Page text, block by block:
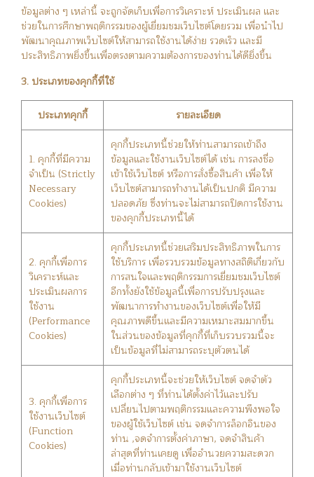
ข้อมูลต่าง ๆ เหล่านี้ จะถูกจัดเก็บเพื่อการวิเคราะห์ ประเมินผล และ
ช่วยในการศึกษาพฤติกรรมของผู้เยี่ยมชมเว็บไซต์โดยรวม เพื่อนำไป
พัฒนาคุณภาพเว็บไซต์ให้สามารถใช้งานได้ง่าย รวดเร็ว และมี
ประสิทธิภาพยิ่งขึ้นเพื่อตรงตามความต้องการของท่านได้ดียิ่งขึ้น
3. ประเภทของคุกกี้ที่ใช้
ประเภทคุกกี้ รายละเอียด
1. คุกกี้ที่มีความ
จำเป็น (Strictly
Necessary
Cookies)
คุกกี้ประเภทนี้ช่วยให้ท่านสามารถเข้าถึง
ข้อมูลและใช้งานเว็บไซต์ได้ เช่น การลงชื่อ
เข้าใช้เว็บไซต์ หรือการสั่งซื้อสินค้า เพื่อให้
เว็บไซต์สามารถทำงานได้เป็นปกติ มีความ
ปลอดภัย ซึ่งท่านจะไม่สามารถปิดการใช้งาน
ของคุกกี้ประเภทนี้ได้
2. คุกกี้เพื่อการ
วิเคราะห์และ
ประเมินผลการ
ใช้งาน
(Performance
Cookies)
คุกกี้ประเภทนี้ช่วยเสริมประสิทธิภาพในการ
ใช้บริการ เพื่อรวบรวมข้อมูลทางสถิติเกี่ยวกับ
การสนใจและพฤติกรรมการเยี่ยมชมเว็บไซต์
อีกทั้งยังใช้ข้อมูลนี้เพื่อการปรับปรุงและ
พัฒนาการทำงานของเว็บไซต์เพื่อให้มี
คุณภาพดีขึ้นและมีความเหมาะสมมากขึ้น
ในส่วนของข้อมูลที่คุกกี้ที่เก็บรวบรวมนี้จะ
เป็นข้อมูลที่ไม่สามารถระบุตัวตนได้
3. คุกกี้เพื่อการ
ใช้งานเว็บไซต์
(Function
Cookies)
คุกกี้ประเภทนี้จะช่วยให้เว็บไซต์ จดจำตัว
เลือกต่าง ๆ ที่ท่านได้ตั้งค่าไว้และปรับ
เปลี่ยนไปตามพฤติกรรมและความพึงพอใจ
ของผู้ใช้เว็บไซต์ เช่น จดจำการล็อกอินของ
ท่าน ,จดจำการตั้งค่าภาษา, จดจำสินค้า
ล่าสุดที่ท่านเคยดู เพื่ออำนวยความสะดวก
เมื่อท่านกลับเข้ามาใช้งานเว็บไซต์